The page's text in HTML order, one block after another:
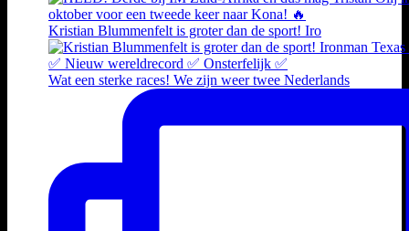
Kristian Blummenfelt is groter dan de sport! Iro
Wat een sterke races! We zijn weer twee Nederlands